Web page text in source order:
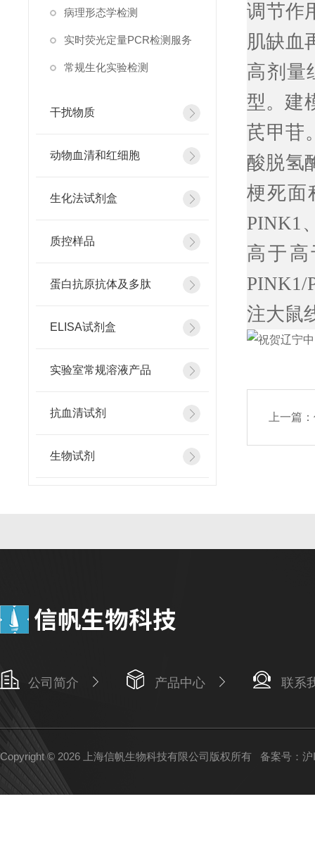
病理形态学检测
实时荧光定量PCR检测服务
常规生化实验检测
干扰物质
动物血清和红细胞
生化法试剂盒
质控样品
蛋白抗原抗体及多肽
ELISA试剂盒
实验室常规溶液产品
抗血清试剂
生物试剂
调节作
肌缺血
高剂量
型。建
芪甲苷
酸脱氢
梗死面
PINK1
高于
PINK1/
注大鼠
上一篇：
公司简介 产品中心 联系
Copyright © 2026 上海信帆生物科技有限公司版权所有 备案号：